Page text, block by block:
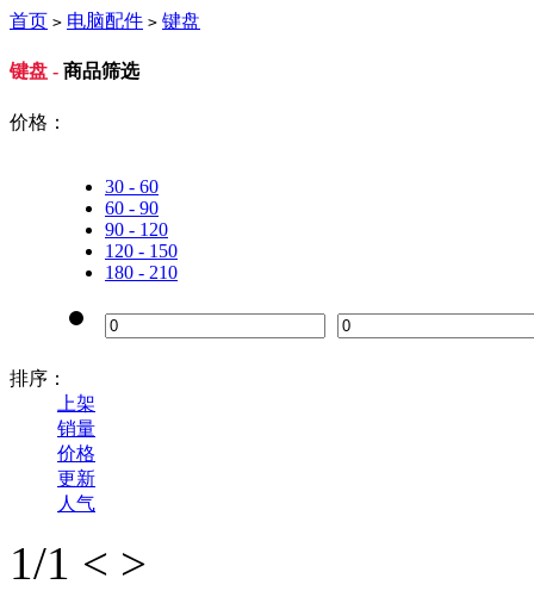
首页 > 电脑配件 > 键盘
键盘 - 商品筛选
价格：
30 - 60
60 - 90
90 - 120
120 - 150
180 - 210
排序：
上架
销量
价格
更新
人气
1/1 < >